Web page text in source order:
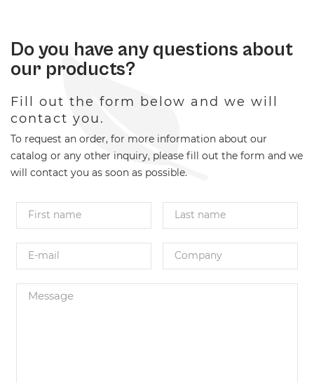
Do you have any questions about
our products?
Fill out the form below and we will
contact you.
To request an order, for more information about our
catalog or any other inquiry, please fill out the form and we
will contact you as soon as possible.